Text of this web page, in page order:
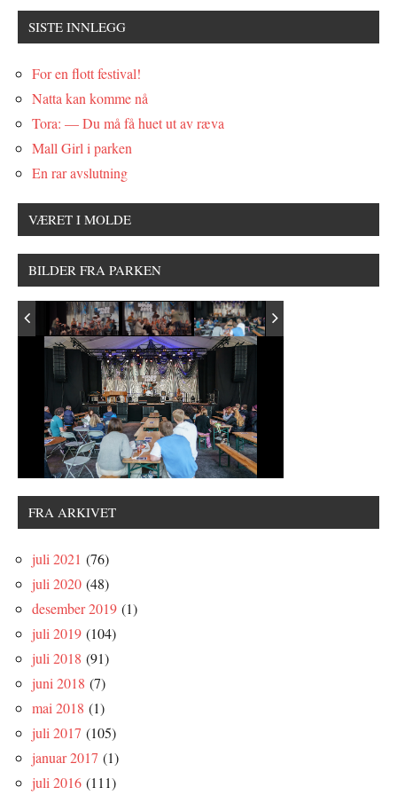
SISTE INNLEGG
For en flott festival!
Natta kan komme nå
Tora: — Du må få huet ut av ræva
Mall Girl i parken
En rar avslutning
VÆRET I MOLDE
BILDER FRA PARKEN
FRA ARKIVET
juli 2021 (76)
juli 2020 (48)
desember 2019 (1)
juli 2019 (104)
juli 2018 (91)
juni 2018 (7)
mai 2018 (1)
juli 2017 (105)
januar 2017 (1)
juli 2016 (111)